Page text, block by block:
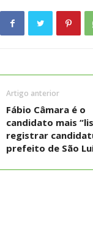
Artigo anterior
Fábio Câmara é o
candidato mais
registrar
prefeito de São